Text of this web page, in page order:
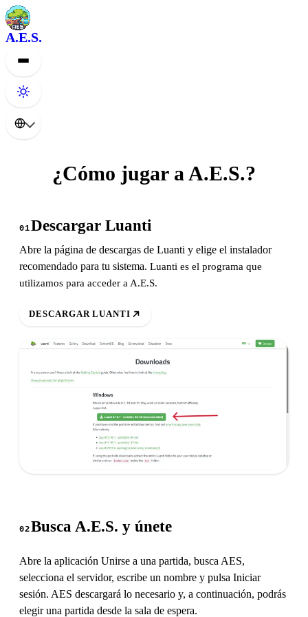
A.E.S.
¿Cómo jugar a A.E.S.?
01Descargar Luanti
Abre la página de descargas de Luanti y elige el instalador
recomendado para tu sistema. Luanti es el programa que
utilizamos para acceder a A.E.S.
DESCARGAR LUANTI
02Busca A.E.S. y únete
Abre la aplicación Unirse a una partida, busca AES,
selecciona el servidor, escribe un nombre y pulsa Iniciar
sesión. AES descargará lo necesario y, a continuación, podrás
elegir una partida desde la sala de espera.